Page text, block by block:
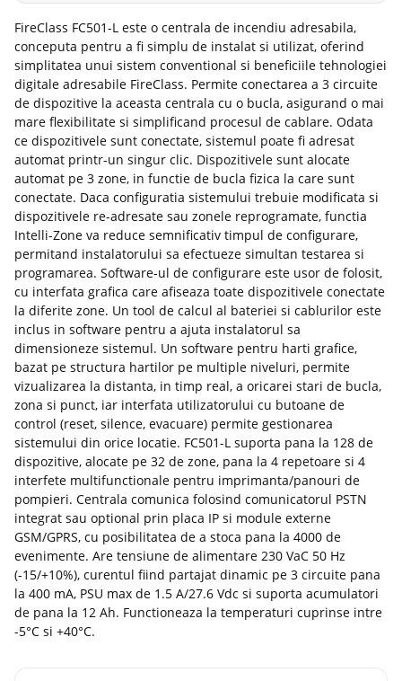
FireClass FC501-L este o centrala de incendiu adresabila,
conceputa pentru a fi simplu de instalat si utilizat, oferind
simplitatea unui sistem conventional si beneficiile tehnologiei
digitale adresabile FireClass. Permite conectarea a 3 circuite
de dispozitive la aceasta centrala cu o bucla, asigurand o mai
mare flexibilitate si simplificand procesul de cablare. Odata
ce dispozitivele sunt conectate, sistemul poate fi adresat
automat printr-un singur clic. Dispozitivele sunt alocate
automat pe 3 zone, in functie de bucla fizica la care sunt
conectate. Daca configuratia sistemului trebuie modificata si
dispozitivele re-adresate sau zonele reprogramate, functia
Intelli-Zone va reduce semnificativ timpul de configurare,
permitand instalatorului sa efectueze simultan testarea si
programarea. Software-ul de configurare este usor de folosit,
cu interfata grafica care afiseaza toate dispozitivele conectate
la diferite zone. Un tool de calcul al bateriei si cablurilor este
inclus in software pentru a ajuta instalatorul sa
dimensioneze sistemul. Un software pentru harti grafice,
bazat pe structura hartilor pe multiple niveluri, permite
vizualizarea la distanta, in timp real, a oricarei stari de bucla,
zona si punct, iar interfata utilizatorului cu butoane de
control (reset, silence, evacuare) permite gestionarea
sistemului din orice locatie. FC501-L suporta pana la 128 de
dispozitive, alocate pe 32 de zone, pana la 4 repetoare si 4
interfete multifunctionale pentru imprimanta/panouri de
pompieri. Centrala comunica folosind comunicatorul PSTN
integrat sau optional prin placa IP si module externe
GSM/GPRS, cu posibilitatea de a stoca pana la 4000 de
evenimente. Are tensiune de alimentare 230 VaC 50 Hz
(-15/+10%), curentul fiind partajat dinamic pe 3 circuite pana
la 400 mA, PSU max de 1.5 A/27.6 Vdc si suporta acumulatori
de pana la 12 Ah. Functioneaza la temperaturi cuprinse intre
-5°C si +40°C.